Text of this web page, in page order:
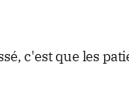
c'est que les